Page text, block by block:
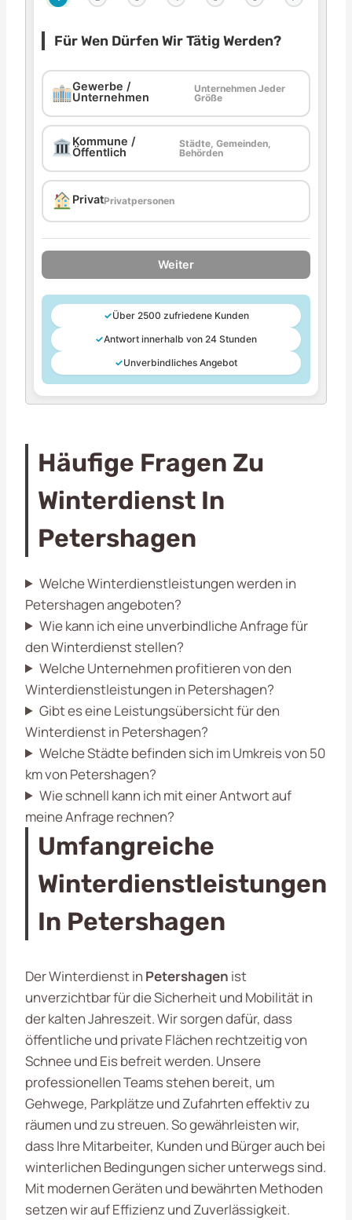
Für Wen Dürfen Wir Tätig Werden?
Gewerbe /
Unternehmen
Unternehmen Jeder
Größe
Kommune /
Öffentlich
Städte, Gemeinden,
Behörden
PrivatPrivatpersonen
Weiter
✓Über 2500 zufriedene Kunden
✓Antwort innerhalb von 24 Stunden
✓Unverbindliches Angebot
Häufige Fragen Zu
Winterdienst In
Petershagen
Welche Winterdienstleistungen werden in
Petershagen angeboten?
Wie kann ich eine unverbindliche Anfrage für
den Winterdienst stellen?
Welche Unternehmen profitieren von den
Winterdienstleistungen in Petershagen?
Gibt es eine Leistungsübersicht für den
Winterdienst in Petershagen?
Welche Städte befinden sich im Umkreis von 50
km von Petershagen?
Wie schnell kann ich mit einer Antwort auf
meine Anfrage rechnen?
Umfangreiche
Winterdienstleistungen
In Petershagen
Der Winterdienst in Petershagen ist
unverzichtbar für die Sicherheit und Mobilität in
der kalten Jahreszeit. Wir sorgen dafür, dass
öffentliche und private Flächen rechtzeitig von
Schnee und Eis befreit werden. Unsere
professionellen Teams stehen bereit, um
Gehwege, Parkplätze und Zufahrten effektiv zu
räumen und zu streuen. So gewährleisten wir,
dass Ihre Mitarbeiter, Kunden und Bürger auch bei
winterlichen Bedingungen sicher unterwegs sind.
Mit modernen Geräten und bewährten Methoden
setzen wir auf Effizienz und Zuverlässigkeit.